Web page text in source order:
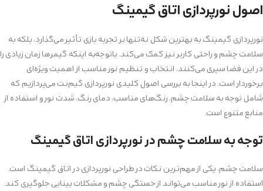
اصول نورپردازی اتاق گیمینگ
نورپردازی گیمینگ به بهترین شکل نه‌تنها بر تجربه بازی تأثیر می‌گذارد، بلکه به
سلامت چشم و راحتی کاربر نیز کمک می‌کند. باتوجه‌به اینکه گیمرها زمان زیادی را
در این فضا سپری می‌کنند، انتخاب و تنظیم نور مناسب از اهمیت ویژه‌ای
برخوردار است. در اینجا به بررسی اصول کلیدی نورپردازی گیم‌نت می‌پردازیم که
شامل توجه به سلامت چشم، رنگ‌های مناسب، دمای رنگ، شدت نور و استفاده از
منابع متنوع است.
توجه به سلامت چشم در نورپردازی اتاق گیمینگ
سلامت چشم، یکی از مهم‌ترین نکات در طراحی نورپردازی در اتاق گیمینگ است.
استفاده از نور مناسب می‌تواند از خستگی چشم و مشکلات بینایی جلوگیری کند.